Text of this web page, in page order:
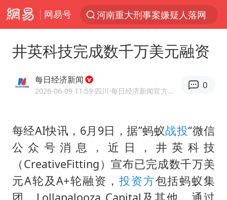
网易号
河南重大刑事案嫌疑人落网
西湖突现狂风暴雨 游客瞬间被浇透
新疆景区自驾服务费改为按车收费
梁家辉：到内地拍戏不是北上是回归
白海豚将正面袭击贯穿浙江
酒店回应车内过夜被收150元
几元成本 千万市值蒸发
井英科技完成数千万美元融资
每日经济新闻
2026-06-09 11:59·四川 ·每日经济新闻官方网易号
0
每经AI快讯，6月9日，据”蚂蚁战投“微信
公众号消息，近日，井英科技
（CreativeFitting）宣布已完成数千万美
元A轮及A+轮融资， 投资方包括蚂蚁集